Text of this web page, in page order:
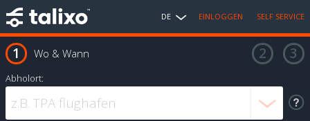
DE EINLOGGEN SELF SERVICE
Wo & Wann
Abholort: